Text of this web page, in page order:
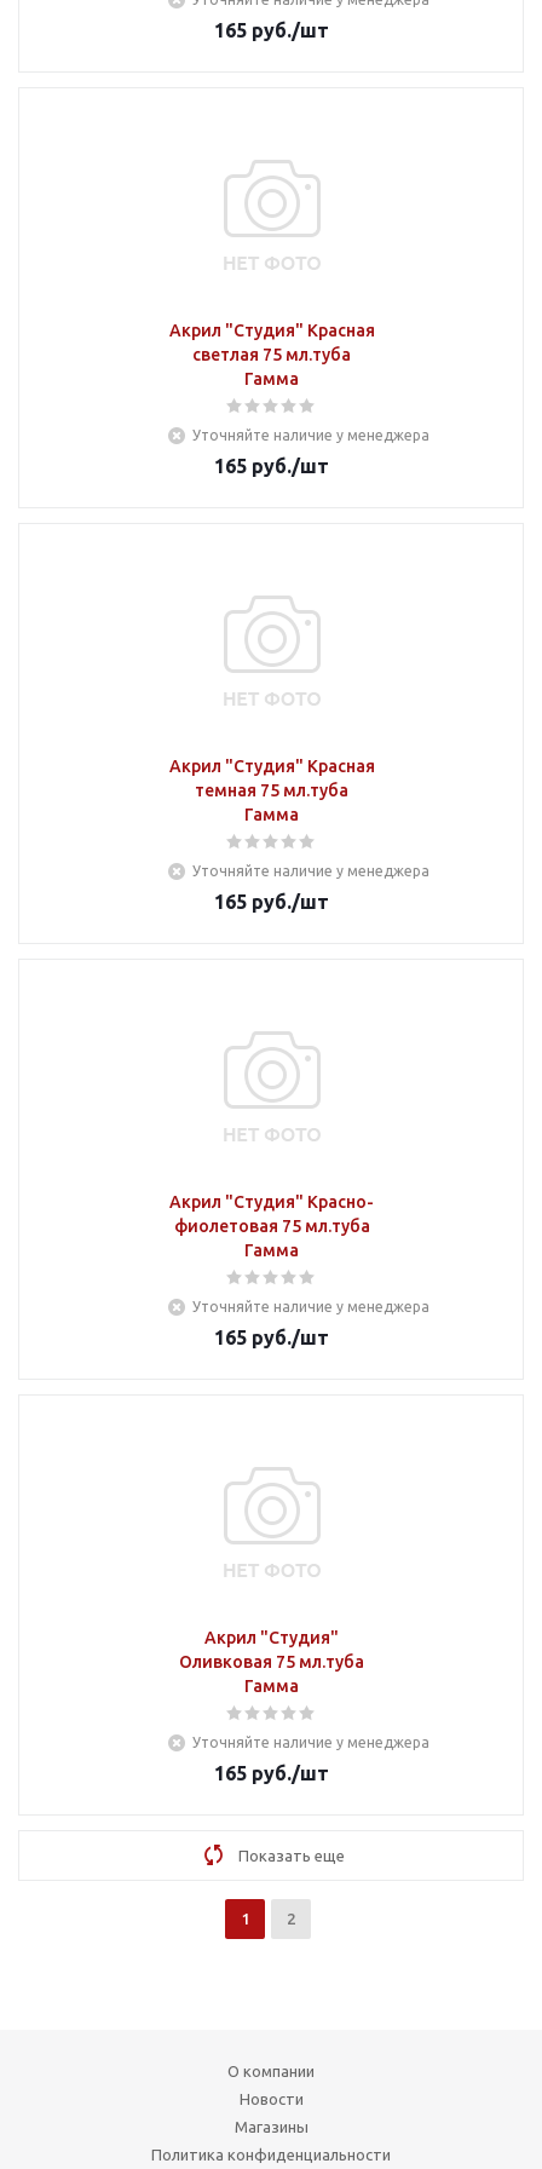
165 руб./шт
Акрил "Студия" Красная
светлая 75 мл.туба
Гамма
Уточняйте наличие у менеджера
165 руб./шт
Акрил "Студия" Красная
темная 75 мл.туба
Гамма
Уточняйте наличие у менеджера
165 руб./шт
Акрил "Студия" Красно-
фиолетовая 75 мл.туба
Гамма
Уточняйте наличие у менеджера
165 руб./шт
Акрил "Студия"
Оливковая 75 мл.туба
Гамма
Уточняйте наличие у менеджера
165 руб./шт
Показать еще
1 2
О компании
Новости
Магазины
Политика конфиденциальности